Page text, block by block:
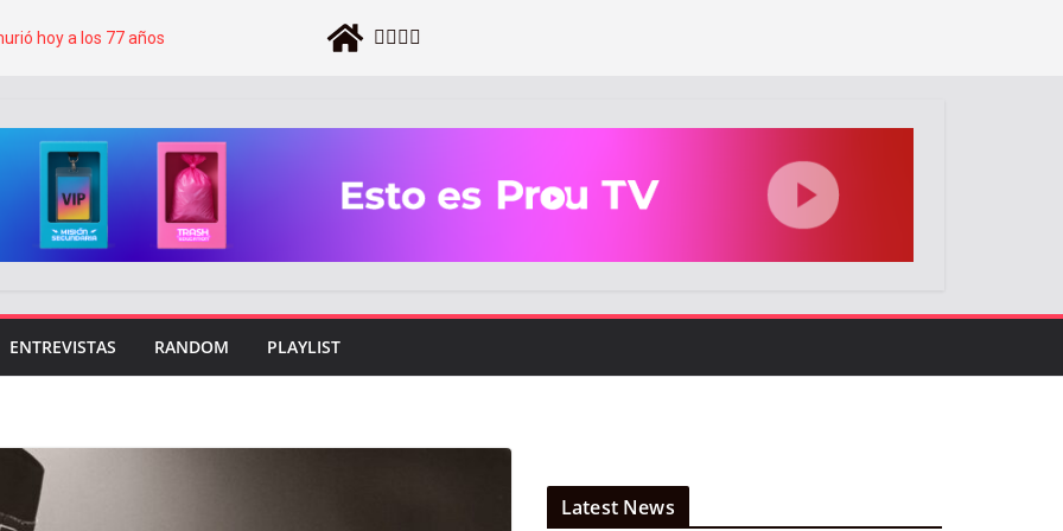
hoy a los 77 años
del género en Buenos Aires
motores: revela los horarios y suma
Anya Taylor-Joy, rollinga de toda la vida
ENTREVISTAS RANDOM PLAYLIST
Latest News